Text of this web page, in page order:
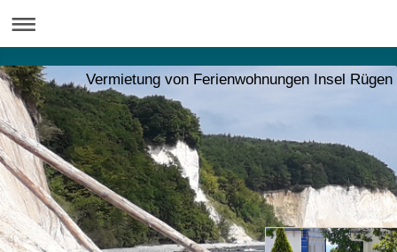
Vermietung von Ferienwohnungen Insel Rügen